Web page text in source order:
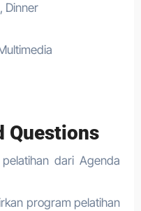
Dinner
Questions
dari Agenda
program pelatihan